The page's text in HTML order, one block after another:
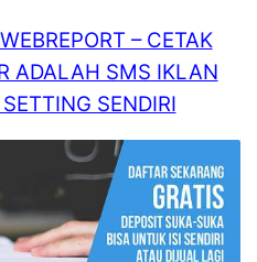
– CETAK
ADALAH SMS IKLAN
SENDIRI